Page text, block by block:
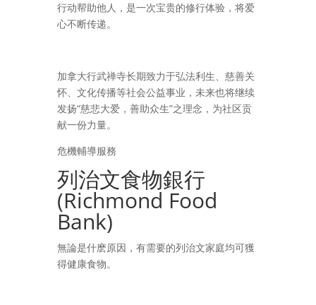
行动帮助他人，是一次宝贵的修行体验，将爱
心不断传递。
加拿大行武禅寺长期致力于弘法利生、慈善关
怀、文化传播等社会公益事业，未来也将继续
发扬“慈悲大爱，善助众生”之理念，为社区贡
献一份力量。
危機輔導服務
列治文食物銀行
(Richmond Food
Bank)
無論是什麽原因，有需要的列治文家庭均可獲
得健康食物。